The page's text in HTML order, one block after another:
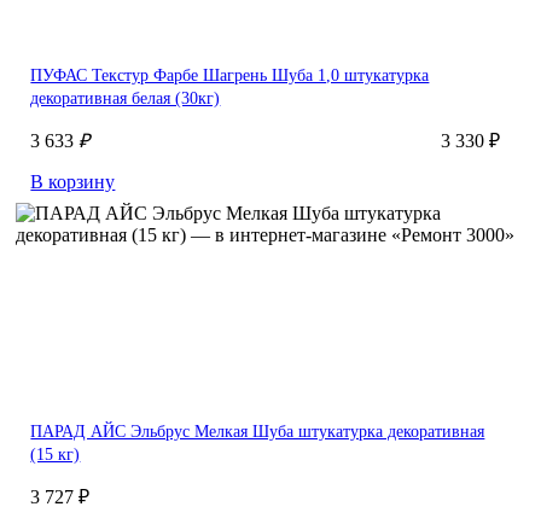
ПУФАС Текстур Фарбе Шагрень Шуба 1,0 штукатурка
декоративная белая (30кг)
3 633₽
3 330 ₽
В корзину
ПАРАД АЙС Эльбрус Мелкая Шуба штукатурка декоративная
(15 кг)
3 727 ₽